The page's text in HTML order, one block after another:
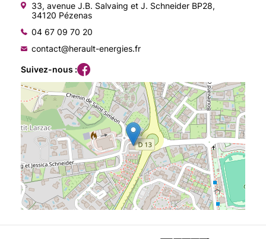
Agenda On recrute
Nous connaître Documentation
33, avenue J.B. Salvaing et J. Schneider BP28,
34120 Pézenas
04 67 09 70 20
contact@herault-energies.fr
Suivez-nous :